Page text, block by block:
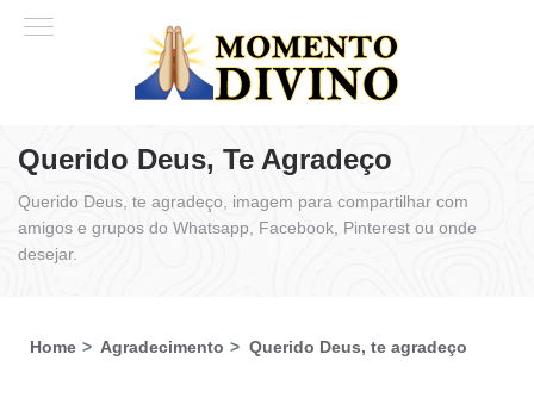
Querido Deus, Te Agradeço
Querido Deus, te agradeço, imagem para compartilhar com
amigos e grupos do Whatsapp, Facebook, Pinterest ou onde
desejar.
Home Agradecimento Querido Deus, te agradeço